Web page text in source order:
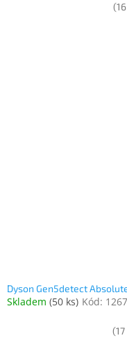
Dyson Gen5detect
Skladem (50 ks) Kód: